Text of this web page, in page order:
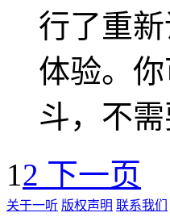
行了重
体验。
斗，不
12 下一页
关于一听 版权声明 联系我们